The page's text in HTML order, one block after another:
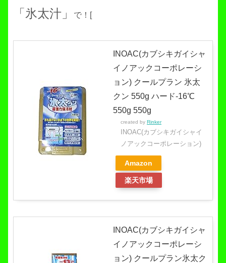
「氷太汁」 で！[
INOAC(カブシキガイシャ
イノアックコーポレーシ
ョン) クールプラン 氷太
クン 550g ハード-16℃
550g 550g
created by Rinker
INOAC(カブシキガイシャイ
ノアックコーポレーション)
Amazon
楽天市場
INOAC(カブシキガイシャ
イノアックコーポレーシ
ョン) クールプラン氷太ク